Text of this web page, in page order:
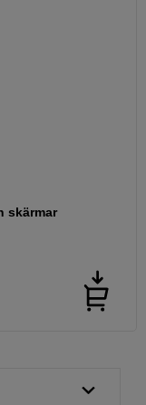
skärmar